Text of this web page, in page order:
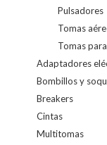
Pulsadores
Tomas
Tomas
Adaptadores
Bombillos y
Breakers
Cintas
Multitomas